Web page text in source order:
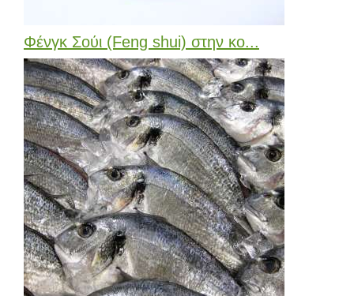
Φένγκ Σούι (Feng shui) στην κο...